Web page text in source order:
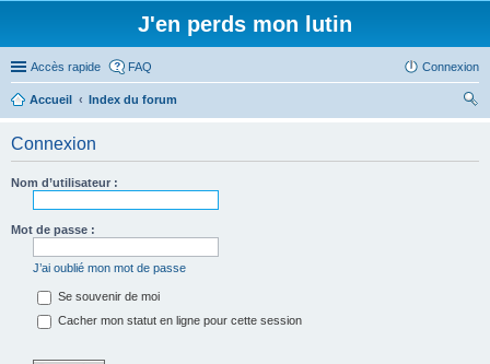
J'en perds mon lutin
Accès rapide FAQ Connexion
Accueil
Index du forum
Connexion
Nom d’utilisateur :
Mot de passe :
J’ai oublié mon mot de passe
Se souvenir de moi
Cacher mon statut en ligne pour cette session